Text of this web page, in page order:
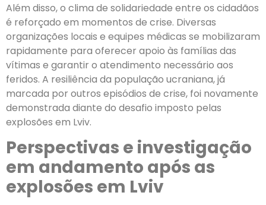
Além disso, o clima de solidariedade entre os cidadãos
é reforçado em momentos de crise. Diversas
organizações locais e equipes médicas se mobilizaram
rapidamente para oferecer apoio às famílias das
vítimas e garantir o atendimento necessário aos
feridos. A resiliência da população ucraniana, já
marcada por outros episódios de crise, foi novamente
demonstrada diante do desafio imposto pelas
explosões em Lviv.
Perspectivas e investigação
em andamento após as
explosões em Lviv